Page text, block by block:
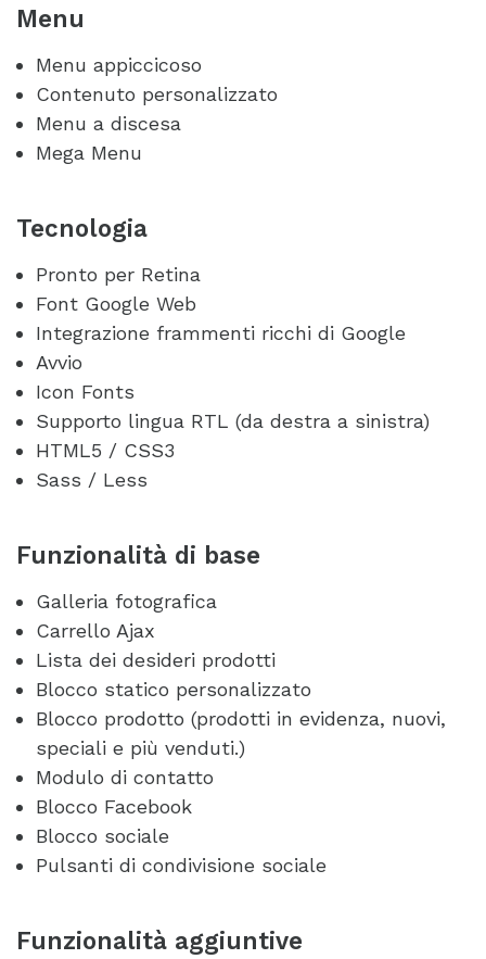
Menu
Menu appiccicoso
Contenuto personalizzato
Menu a discesa
Mega Menu
Tecnologia
Pronto per Retina
Font Google Web
Integrazione frammenti ricchi di Google
Avvio
Icon Fonts
Supporto lingua RTL (da destra a sinistra)
HTML5 / CSS3
Sass / Less
Funzionalità di base
Galleria fotografica
Carrello Ajax
Lista dei desideri prodotti
Blocco statico personalizzato
Blocco prodotto (prodotti in evidenza, nuovi,
speciali e più venduti.)
Modulo di contatto
Blocco Facebook
Blocco sociale
Pulsanti di condivisione sociale
Funzionalità aggiuntive